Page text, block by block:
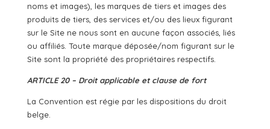
noms et images), les marques de tiers et images des
produits de tiers, des services et/ou des lieux figurant
sur le Site ne nous sont en aucune façon associés, liés
ou affiliés. Toute marque déposée/nom figurant sur le
Site sont la propriété des propriétaires respectifs.
ARTICLE 20 – Droit applicable et clause de fort
La Convention est régie par les dispositions du droit
belge.